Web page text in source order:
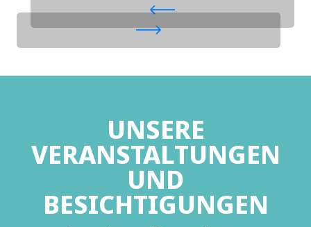
UNSERE
VERANSTALTUNGEN
UND
BESICHTIGUNGEN